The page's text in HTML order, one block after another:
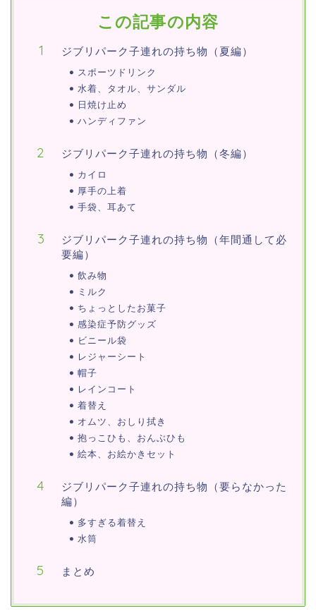
この記事の内容
ジブリパーク子連れの持ち物（夏編）
スポーツドリンク
水着、タオル、サンダル
日焼け止め
ハンディファン
ジブリパーク子連れの持ち物（冬編）
カイロ
厚手の上着
手袋、耳あて
ジブリパーク子連れの持ち物（年間通して必
要編）
飲み物
ミルク
ちょっとしたお菓子
感染症予防グッズ
ビニール袋
レジャーシート
帽子
レインコート
着替え
オムツ、おしり拭き
抱っこひも、おんぶひも
絵本、お絵かきセット
ジブリパーク子連れの持ち物（要らなかった
編）
多すぎる着替え
水筒
まとめ